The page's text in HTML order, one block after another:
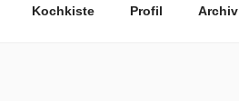
Kochkiste Profil Archiv